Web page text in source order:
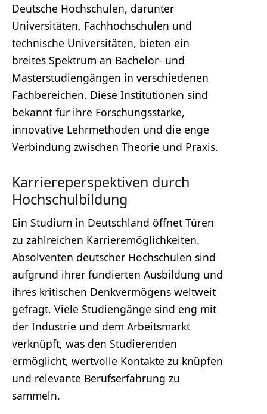
Deutsche Hochschulen, darunter
Universitäten, Fachhochschulen und
technische Universitäten, bieten ein
breites Spektrum an Bachelor- und
Masterstudiengängen in verschiedenen
Fachbereichen. Diese Institutionen sind
bekannt für ihre Forschungsstärke,
innovative Lehrmethoden und die enge
Verbindung zwischen Theorie und Praxis.
Karriereperspektiven durch
Hochschulbildung
Ein Studium in Deutschland öffnet Türen
zu zahlreichen Karrieremöglichkeiten.
Absolventen deutscher Hochschulen sind
aufgrund ihrer fundierten Ausbildung und
ihres kritischen Denkvermögens weltweit
gefragt. Viele Studiengänge sind eng mit
der Industrie und dem Arbeitsmarkt
verknüpft, was den Studierenden
ermöglicht, wertvolle Kontakte zu knüpfen
und relevante Berufserfahrung zu
sammeln.